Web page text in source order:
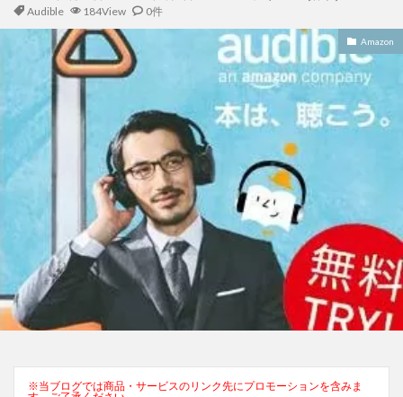
Audible
184View 0件
Amazon
※当ブログでは商品・サービスのリンク先にプロモーションを含みま